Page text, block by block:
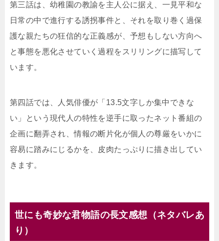
第三話は、幼稚園の教諭を主人公に据え、一見平和な
日常の中で進行する誘拐事件と、それを取り巻く過保
護な親たちの狂信的な正義感が、予想もしない方向へ
と事態を悪化させていく過程をスリリングに描写して
います。
第四話では、人気俳優が「13.5文字しか集中できな
い」という現代人の特性を逆手に取ったネット番組の
企画に翻弄され、情報の断片化が個人の尊厳をいかに
容易に踏みにじるかを、皮肉たっぷりに描き出してい
きます。
世にも奇妙な君物語の長文感想（ネタバレあ
り）